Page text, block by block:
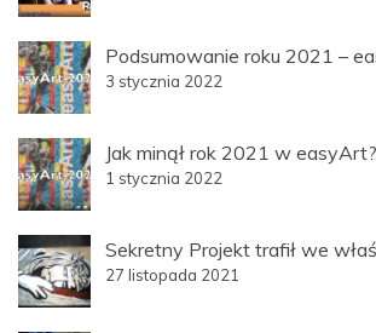
Podsumowanie roku 2021 –
3 stycznia 2022
Jak minął rok 2021 w easyArt?
1 stycznia 2022
Sekretny Projekt trafił we
27 listopada 2021